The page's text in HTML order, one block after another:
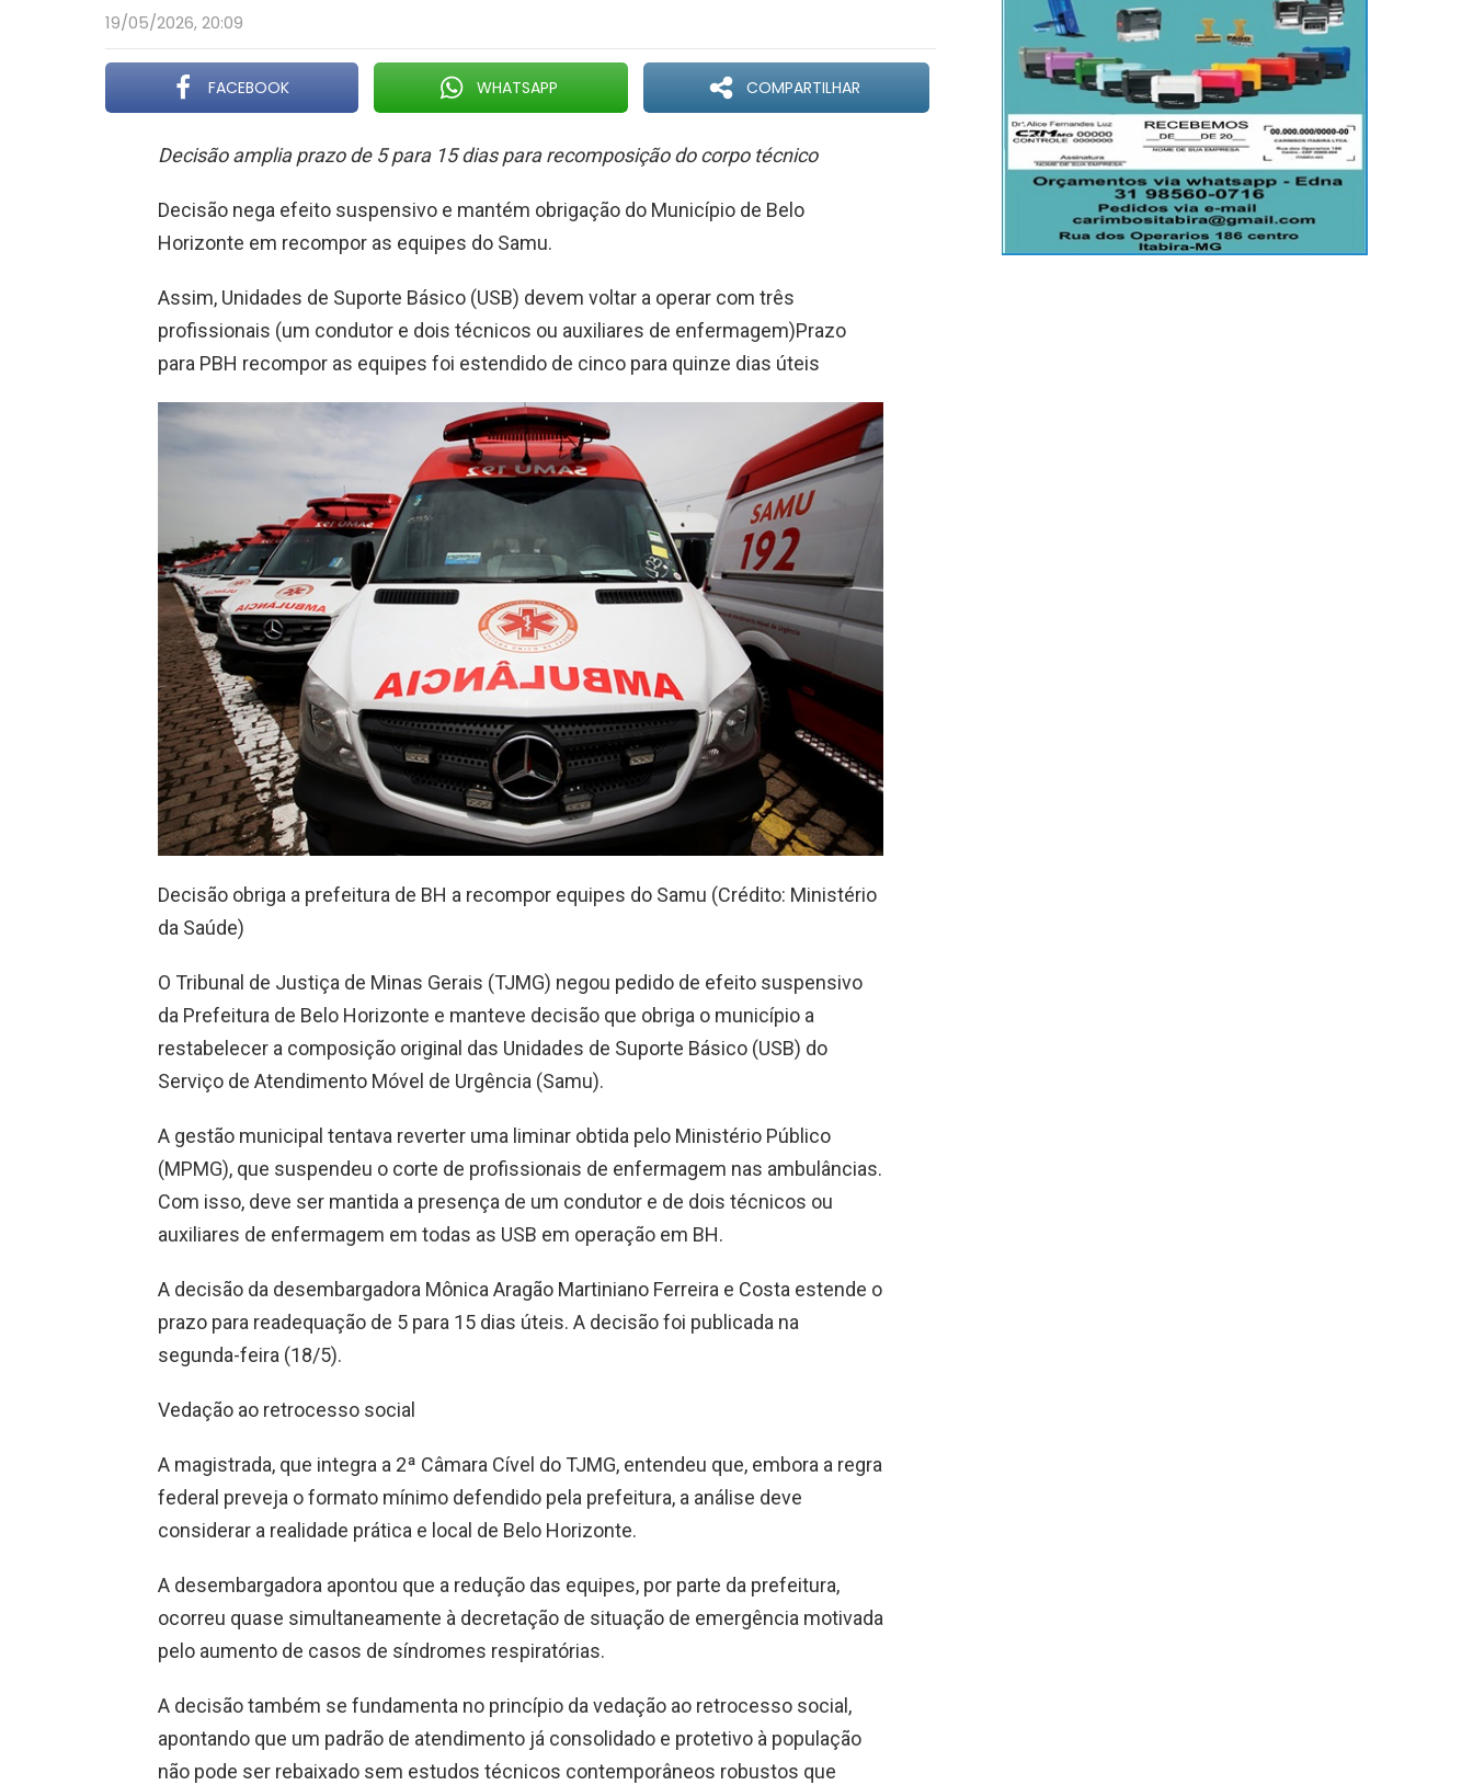
19/05/2026, 20:09
FACEBOOK WHATSAPP COMPARTILHAR
Decisão amplia prazo de 5 para 15 dias para recomposição do corpo técnico
Decisão nega efeito suspensivo e mantém obrigação do Município de Belo
Horizonte em recompor as equipes do Samu.
Assim, Unidades de Suporte Básico (USB) devem voltar a operar com três
profissionais (um condutor e dois técnicos ou auxiliares de enfermagem)Prazo
para PBH recompor as equipes foi estendido de cinco para quinze dias úteis
Decisão obriga a prefeitura de BH a recompor equipes do Samu (Crédito: Ministério
da Saúde)
O Tribunal de Justiça de Minas Gerais (TJMG) negou pedido de efeito suspensivo
da Prefeitura de Belo Horizonte e manteve decisão que obriga o município a
restabelecer a composição original das Unidades de Suporte Básico (USB) do
Serviço de Atendimento Móvel de Urgência (Samu).
A gestão municipal tentava reverter uma liminar obtida pelo Ministério Público
(MPMG), que suspendeu o corte de profissionais de enfermagem nas ambulâncias.
Com isso, deve ser mantida a presença de um condutor e de dois técnicos ou
auxiliares de enfermagem em todas as USB em operação em BH.
A decisão da desembargadora Mônica Aragão Martiniano Ferreira e Costa estende o
prazo para readequação de 5 para 15 dias úteis. A decisão foi publicada na
segunda-feira (18/5).
Vedação ao retrocesso social
A magistrada, que integra a 2ª Câmara Cível do TJMG, entendeu que, embora a regra
federal preveja o formato mínimo defendido pela prefeitura, a análise deve
considerar a realidade prática e local de Belo Horizonte.
A desembargadora apontou que a redução das equipes, por parte da prefeitura,
ocorreu quase simultaneamente à decretação de situação de emergência motivada
pelo aumento de casos de síndromes respiratórias.
A decisão também se fundamenta no princípio da vedação ao retrocesso social,
apontando que um padrão de atendimento já consolidado e protetivo à população
não pode ser rebaixado sem estudos técnicos contemporâneos robustos que